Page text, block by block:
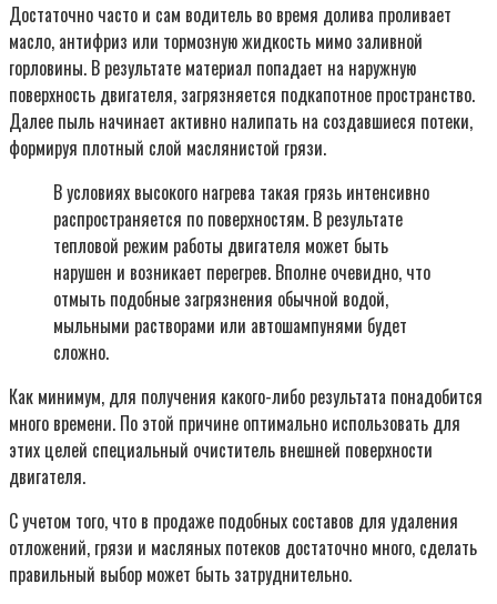
Достаточно часто и сам водитель во время долива проливает
масло, антифриз или тормозную жидкость мимо заливной
горловины. В результате материал попадает на наружную
поверхность двигателя, загрязняется подкапотное пространство.
Далее пыль начинает активно налипать на создавшиеся потеки,
формируя плотный слой маслянистой грязи.
В условиях высокого нагрева такая грязь интенсивно
распространяется по поверхностям. В результате
тепловой режим работы двигателя может быть
нарушен и возникает перегрев. Вполне очевидно, что
отмыть подобные загрязнения обычной водой,
мыльными растворами или автошампунями будет
сложно.
Как минимум, для получения какого-либо результата понадобится
много времени. По этой причине оптимально использовать для
этих целей специальный очиститель внешней поверхности
двигателя.
С учетом того, что в продаже подобных составов для удаления
отложений, грязи и масляных потеков достаточно много, сделать
правильный выбор может быть затруднительно.